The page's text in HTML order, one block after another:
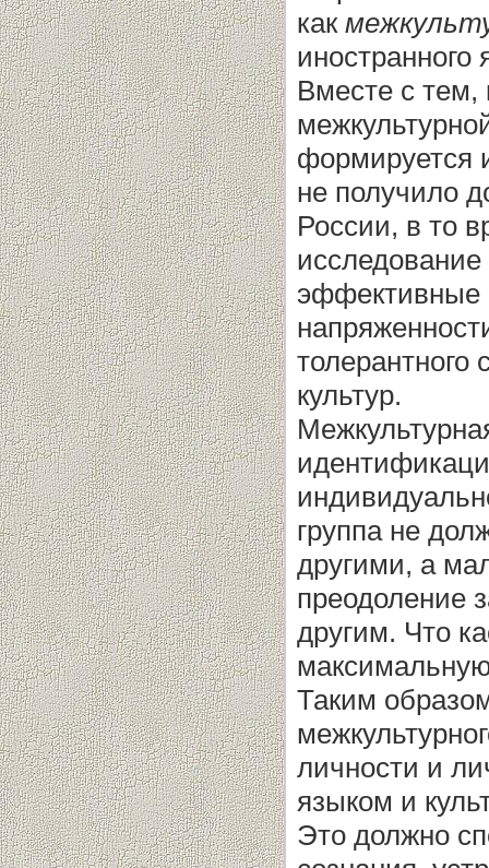
как
иностранного
Вместе с тем,
формируется
не получило
России, в то
эффективные
толерантного
культур.
группа не
другими, а
преодоление
другим. Что
Таким
личности и
языком и
Это должно